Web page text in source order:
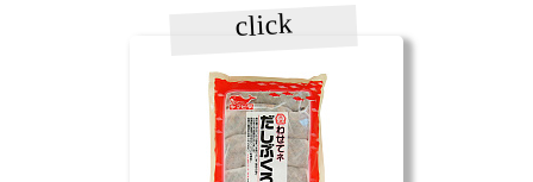
click